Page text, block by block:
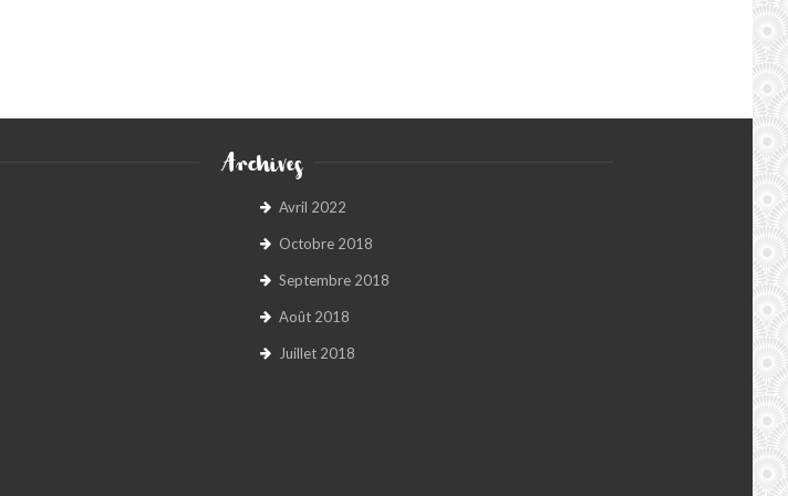
Archives
Avril 2022
Octobre 2018
Septembre 2018
Août 2018
Juillet 2018